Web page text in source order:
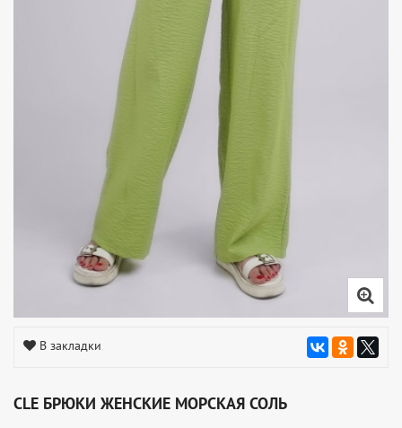
В закладки
CLE БРЮКИ ЖЕНСКИЕ МОРСКАЯ СОЛЬ